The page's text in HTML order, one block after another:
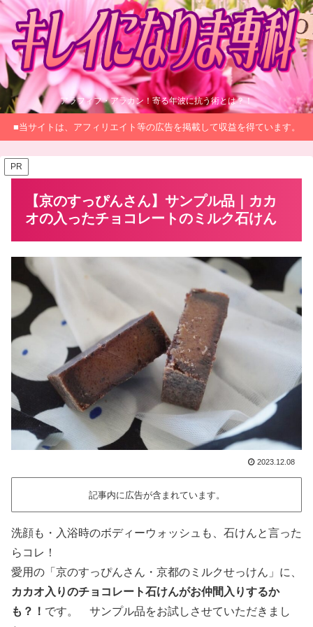
アラフィフ・アラカン！寄る年波に抗う術とは？！
■当サイトは、アフィリエイト等の広告を掲載して収益を得ています。
PR
【京のすっぴんさん】サンプル品｜カカ
オの入ったチョコレートのミルク石けん
2023.12.08
記事内に広告が含まれています。
洗顔も・入浴時のボディーウォッシュも、石けんと言った
らコレ！
愛用の「京のすっぴんさん・京都のミルクせっけん」に、
カカオ入りのチョコレート石けんがお仲間入りするか
も？！ です。 サンプル品をお試しさせていただきまし